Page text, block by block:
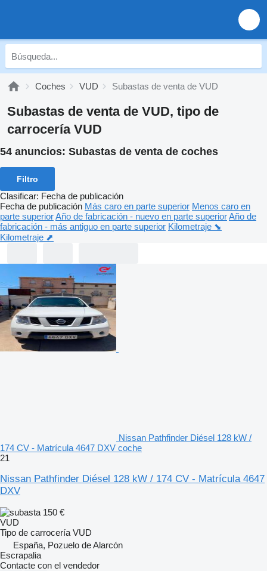
Coches VUD Subastas de venta de VUD
Subastas de venta de VUD, tipo de
carrocería VUD
54 anuncios: Subastas de venta de coches
Filtro
Clasificar: Fecha de publicación
Fecha de publicación Más caro en parte superior Menos caro en
parte superiorAño de fabricación - nuevo en parte superiorAño de
fabricación - más antiguo en parte superior Kilometraje ⬊
Kilometraje ⬈
Nissan Pathfinder Diésel 128 kW /
174 CV - Matrícula 4647 DXV coche
21
Nissan Pathfinder Diésel 128 kW / 174 CV - Matrícula 4647
DXV
150 €
VUD
Tipo de carrocería VUD
España, Pozuelo de Alarcón
Escrapalia
Contacte con el vendedor